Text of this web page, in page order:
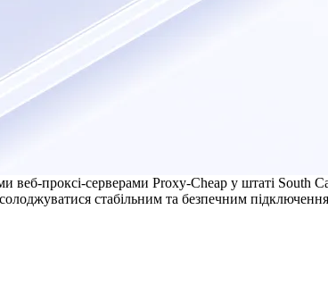
веб-проксі-серверами Proxy-Cheap у штаті South
стабільним та безпечним